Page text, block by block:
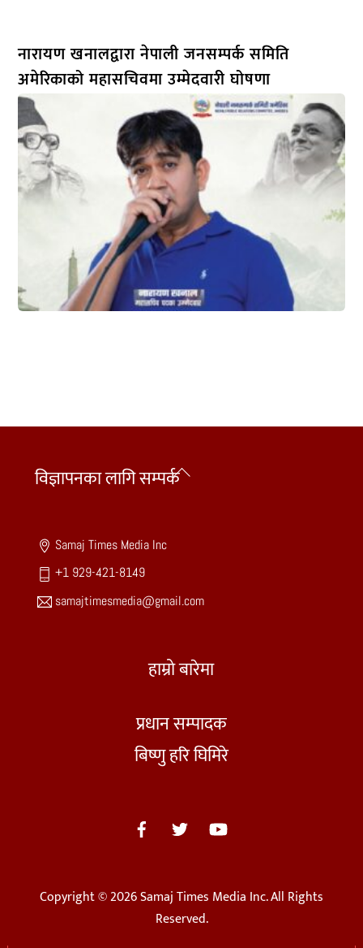
नारायण खनालद्वारा नेपाली जनसम्पर्क समिति
अमेरिकाको महासचिवमा उम्मेदवारी घोषणा
Back
विज्ञापनका लागि सम्पर्क
Samaj Times Media Inc
+1 929-421-8149
samajtimesmedia@gmail.com
हाम्रो बारेमा
प्रधान सम्पादक
बिष्णु हरि घिमिरे
Copyright © 2026 Samaj Times Media Inc. All Rights
Reserved.